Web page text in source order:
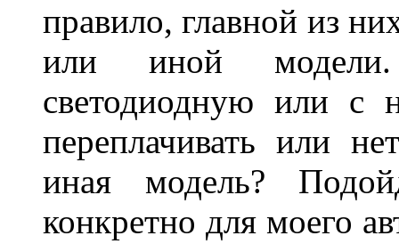
правило, главной из
или иной
светодиодную или с
переплачивать или
иная модель?
конкретно для моего